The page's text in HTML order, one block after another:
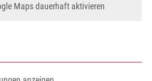
Maps dauerhaft aktivieren